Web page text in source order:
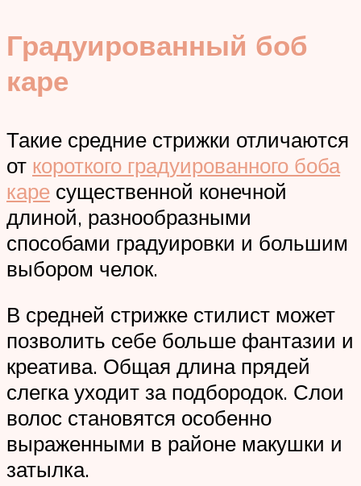
Градуированный боб
каре
Такие средние стрижки отличаются
от короткого градуированного боба
каре существенной конечной
длиной, разнообразными
способами градуировки и большим
выбором челок.
В средней стрижке стилист может
позволить себе больше фантазии и
креатива. Общая длина прядей
слегка уходит за подбородок. Слои
волос становятся особенно
выраженными в районе макушки и
затылка.